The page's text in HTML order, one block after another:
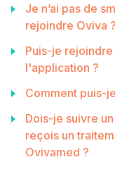
Je n’ai pas de
rejoindre Oviva ?
Puis-je
l'application ?
Comment puis-
Dois-je suivre
reçois un
Ovivamed ?